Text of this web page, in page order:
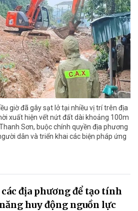
giờ đã gây sạt lở tại nhiều vị trí trên địa
xuất hiện vết nứt đất dài khoảng 100m
Sơn, buộc chính quyền địa phương
dân và triển khai các biện pháp ứng
địa phương để tạo tính
huy động nguồn lực